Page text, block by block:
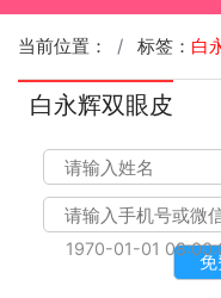
当前位置： 标签： 白
白永辉双眼皮
1970-01-01